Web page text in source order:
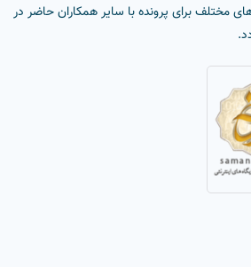
مختلف برای پرونده با سایر همکاران حاضر در